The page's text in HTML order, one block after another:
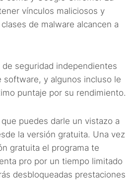
vínculos maliciosos y
de malware alcancen a
seguridad independientes
software, y algunos incluso le
puntaje por su rendimiento.
puedes darle un vistazo a
la versión gratuita. Una vez
gratuita el programa te
pro por un tiempo limitado
desbloqueadas prestaciones